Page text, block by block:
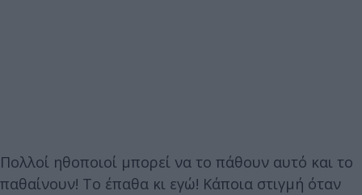
Πολλοί ηθοποιοί μπορεί να το πάθουν αυτό και το
παθαίνουν! Το έπαθα κι εγώ! Κάποια στιγμή όταν